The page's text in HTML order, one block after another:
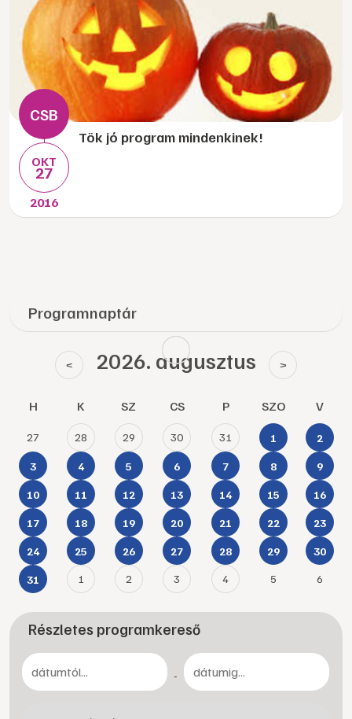
OKT
27
2016
Tök jó program mindenkinek!
Programnaptár
< 2026. augusztus >
H K SZ CS P SZO V
27 28 29 30 31 1 2
3 4 5 6 7 8 9
10 11 12 13 14 15 16
17 18 19 20 21 22 23
24 25 26 27 28 29 30
31 1 2 3 4 5 6
Részletes programkereső
-